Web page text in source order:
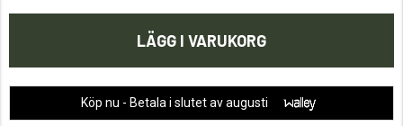
LÄGG I VARUKORG
Köp nu - Betala i slutet av augusti